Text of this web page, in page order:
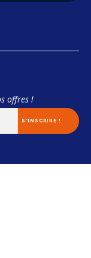
offres !
Designed by